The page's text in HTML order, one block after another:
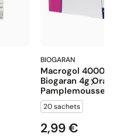
BIOGARAN
Macrogol 4000
Biogaran 4g
Pamplemousse...
20 sachets
Prix
2,99 €